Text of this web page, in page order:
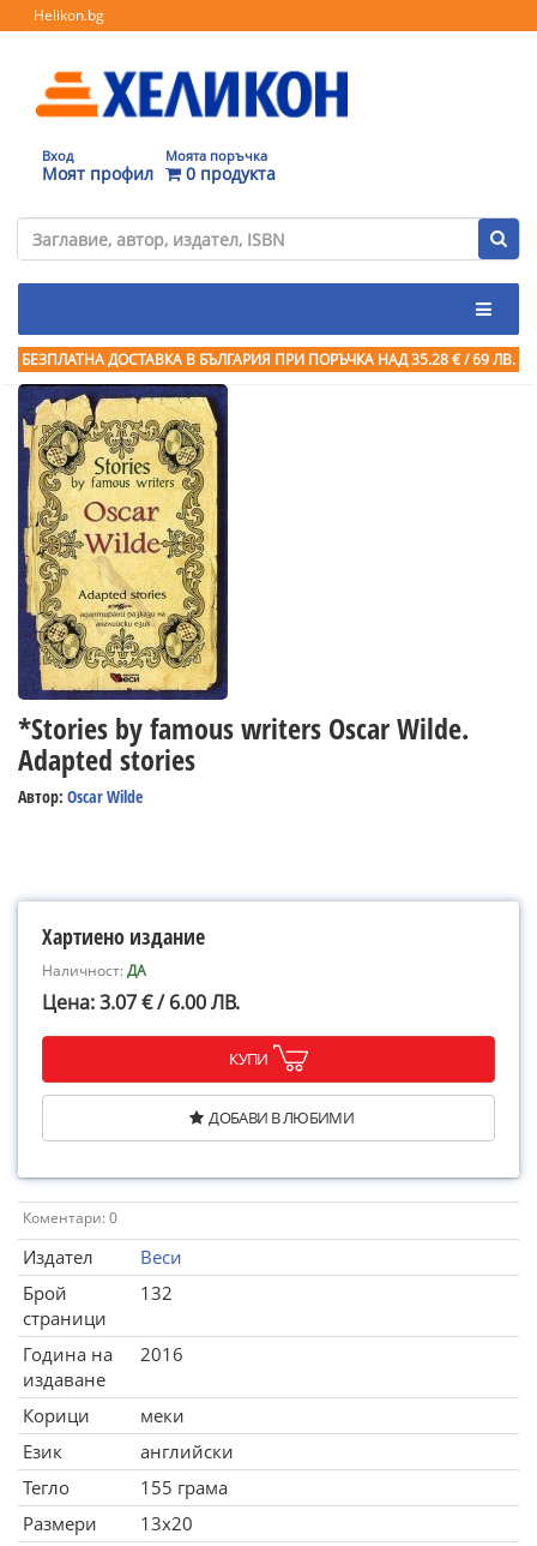
Helikon.bg
Вход
Моят профил
Моята поръчка
0 продукта
БЕЗПЛАТНА ДОСТАВКА В БЪЛГАРИЯ ПРИ ПОРЪЧКА НАД 35.28 € / 69 ЛВ.
*Stories by famous writers Oscar Wilde.
Adapted stories
Автор: Oscar Wilde
Хартиено издание
Наличност:ДА
Цена: 3.07 € / 6.00 ЛВ.
КУПИ
ДОБАВИ В ЛЮБИМИ
Коментари: 0
Издател
Веси
Брой
страници
132
Година на
издаване
2016
Корици
меки
Език
английски
Тегло
155 грама
Размери
13x20